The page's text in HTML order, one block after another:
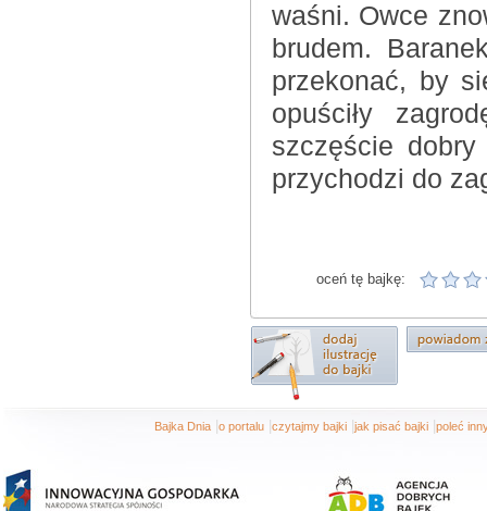
waśni. Owce
brudem.
przekonać, by
opuściły
szczęście
przychodzi do
oceń tę bajkę:
Bajka Dnia o portalu czytajmy bajki jak pisać bajki poleć